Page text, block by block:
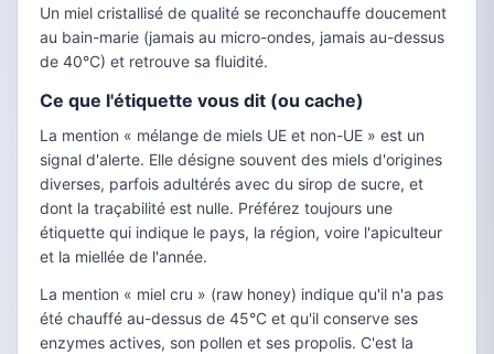
Un miel cristallisé de qualité se reconchauffe doucement
au bain-marie (jamais au micro-ondes, jamais au-dessus
de 40°C) et retrouve sa fluidité.
Ce que l'étiquette vous dit (ou cache)
La mention « mélange de miels UE et non-UE » est un
signal d'alerte. Elle désigne souvent des miels d'origines
diverses, parfois adultérés avec du sirop de sucre, et
dont la traçabilité est nulle. Préférez toujours une
étiquette qui indique le pays, la région, voire l'apiculteur
et la miellée de l'année.
La mention « miel cru » (raw honey) indique qu'il n'a pas
été chauffé au-dessus de 45°C et qu'il conserve ses
enzymes actives, son pollen et ses propolis. C'est la